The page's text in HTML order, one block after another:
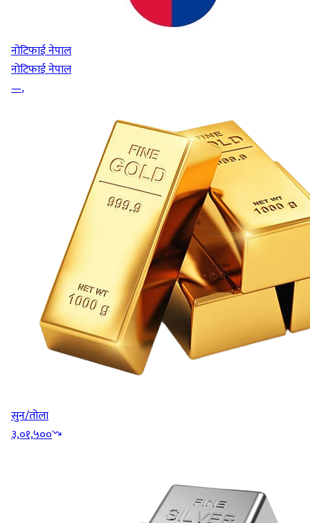
नोटिफाई नेपाल
नोटिफाई नेपाल
—,
सुन/तोला
३,०१,५००